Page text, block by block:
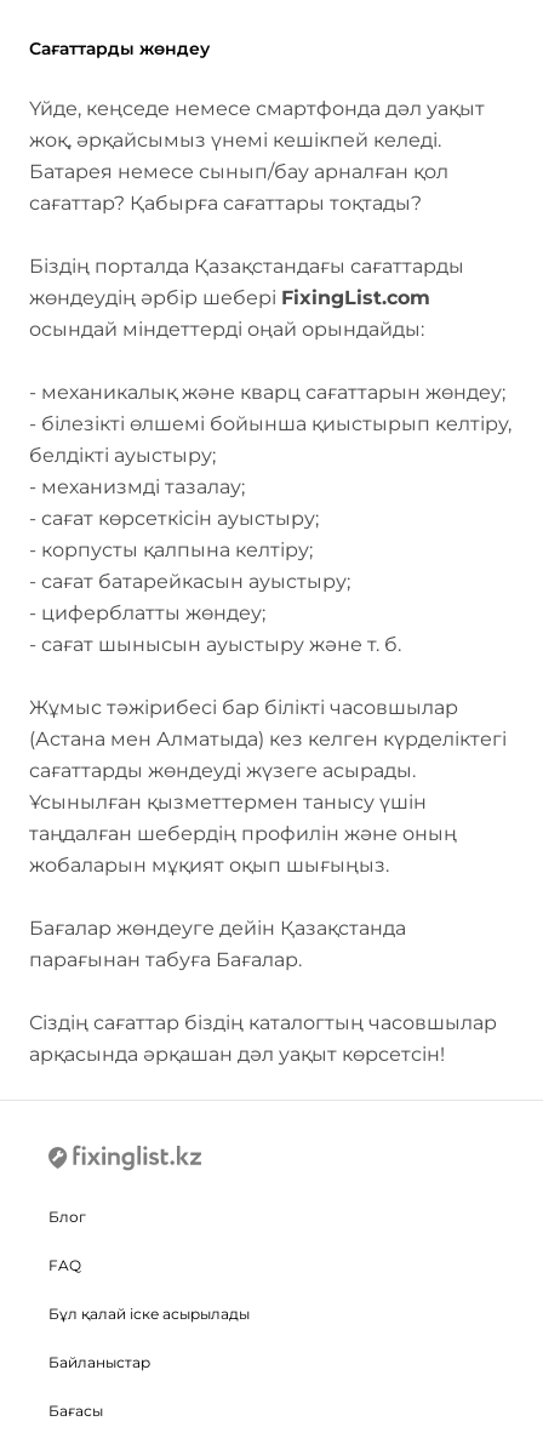
Сағаттарды жөндеу
Үйде, кеңседе немесе смартфонда дәл уақыт
жоқ, әрқайсымыз үнемі кешікпей келеді.
Батарея немесе сынып/бау арналған қол
сағаттар? Қабырға сағаттары тоқтады?
Біздің порталда Қазақстандағы сағаттарды
жөндеудің әрбір шебері FixingList.com
осындай міндеттерді оңай орындайды:
- механикалық және кварц сағаттарын жөндеу;
- білезікті өлшемі бойынша қиыстырып келтіру,
белдікті ауыстыру;
- механизмді тазалау;
- сағат көрсеткісін ауыстыру;
- корпусты қалпына келтіру;
- сағат батарейкасын ауыстыру;
- циферблатты жөндеу;
- сағат шынысын ауыстыру және т. б.
Жұмыс тәжірибесі бар білікті часовшылар
(Астана мен Алматыда) кез келген күрделіктегі
сағаттарды жөндеуді жүзеге асырады.
Ұсынылған қызметтермен танысу үшін
таңдалған шебердің профилін және оның
жобаларын мұқият оқып шығыңыз.
Бағалар жөндеуге дейін Қазақстанда
парағынан табуға Бағалар.
Сіздің сағаттар біздің каталогтың часовшылар
арқасында әрқашан дәл уақыт көрсетсін!
Блог
FAQ
Бұл қалай іске асырылады
Байланыстар
Бағасы